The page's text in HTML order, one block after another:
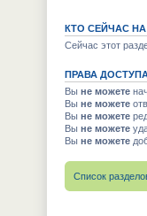
КТО СЕЙЧАС
Сейчас этот
ПРАВА
Вы не можете
Вы не можете
Вы не можете
Вы не можете
Вы не можете
Список